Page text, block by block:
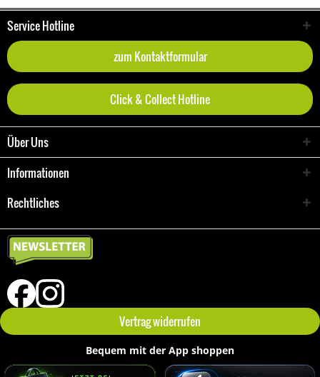
Service Hotline
zum Kontaktformular
Click & Collect Hotline
Über Uns
Informationen
Rechtliches
Vertrag widerrufen
Bequem mit der App shoppen